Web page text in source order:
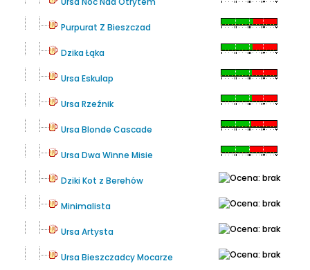
Purpurat Z Bieszczad
Dzika Łąka
Ursa Eskulap
Ursa Rzeźnik
Ursa Blonde Cascade
Ursa Dwa Winne Misie
Dziki Kot z Berehów
Minimalista
Ursa Artysta
Ursa Bieszczadcy Mocarze